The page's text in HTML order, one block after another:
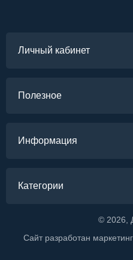
Личный кабинет
Полезное
Информация
Категории
© 2026
Сайт разработан